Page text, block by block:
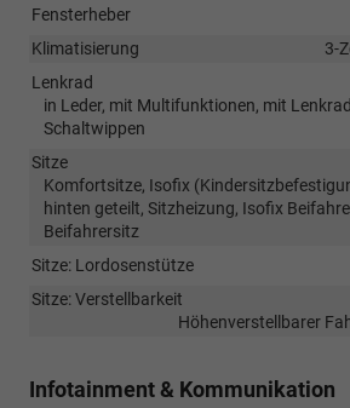
Fensterheber
Klimatisierung
3-
Lenkrad
in Leder, mit Multifunktionen, mit
Schaltwippen
Sitze
Komfortsitze, Isofix
hinten geteilt, Sitzheizung, Isofix
Beifahrersitz
Sitze: Lordosenstütze
Sitze: Verstellbarkeit
Höhenverstellbarer
Infotainment & Kommunikation